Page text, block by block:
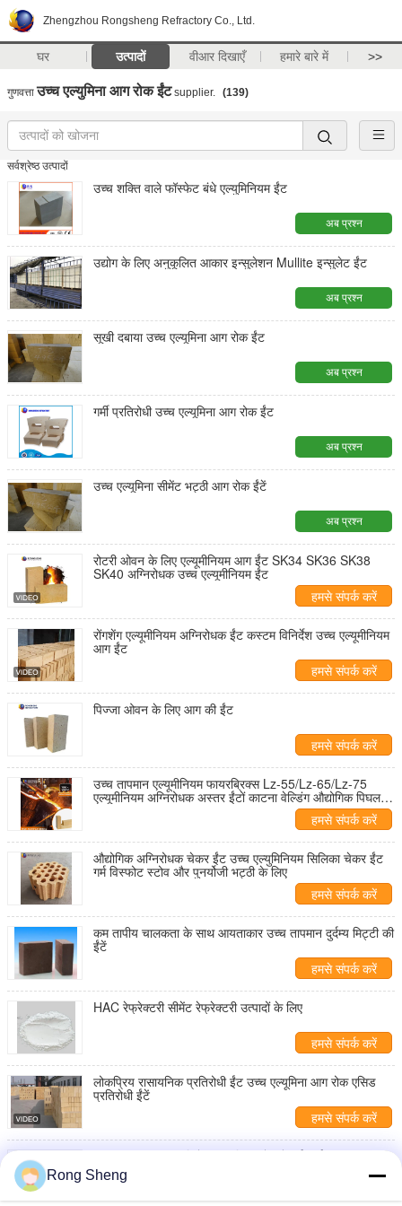
Zhengzhou Rongsheng Refractory Co., Ltd.
घर उत्पादों वीआर दिखाएँ हमारे बारे में >>
गुणवत्ता उच्च एल्युमिना आग रोक ईंटsupplier. (139)
सर्वश्रेष्ठ उत्पादों
उच्च शक्ति वाले फॉस्फेट बंधे एल्युमिनियम ईंट
अब प्रश्न
उद्योग के लिए अनुकूलित आकार इन्सुलेशन Mullite इन्सुलेट ईंट
अब प्रश्न
सूखी दबाया उच्च एल्यूमिना आग रोक ईंट
अब प्रश्न
गर्मी प्रतिरोधी उच्च एल्यूमिना आग रोक ईंट
अब प्रश्न
उच्च एल्यूमिना सीमेंट भट्ठी आग रोक ईंटें
अब प्रश्न
रोटरी ओवन के लिए एल्यूमीनियम आग ईंट SK34 SK36 SK38
SK40 अग्निरोधक उच्च एल्यूमीनियम ईंट
हमसे संपर्क करें
रोंगशेंग एल्यूमीनियम अग्निरोधक ईंट कस्टम विनिर्देश उच्च एल्यूमीनियम
आग ईंट
हमसे संपर्क करें
पिज्जा ओवन के लिए आग की ईंट
हमसे संपर्क करें
उच्च तापमान एल्यूमीनियम फायरब्रिक्स Lz-55/Lz-65/Lz-75
एल्यूमीनियम अग्निरोधक अस्तर ईंटों काटना वेल्डिंग औद्योगिक पिघलने
हमसे संपर्क करें
औद्योगिक अग्निरोधक चेकर ईंट उच्च एल्युमिनियम सिलिका चेकर ईंट
गर्म विस्फोट स्टोव और पुनर्योजी भट्ठी के लिए
हमसे संपर्क करें
कम तापीय चालकता के साथ आयताकार उच्च तापमान दुर्दम्य मिट्टी की
ईंटें
हमसे संपर्क करें
HAC रेफ्रेक्टरी सीमेंट रेफ्रेक्टरी उत्पादों के लिए
हमसे संपर्क करें
लोकप्रिय रासायनिक प्रतिरोधी ईंट उच्च एल्यूमिना आग रोक एसिड
प्रतिरोधी ईंटें
हमसे संपर्क करें
उच्च तापमान आग प्रतिरोधी एल्यूमिना खोखले दुर्दम्य ईंट आरएस समूह
की
Rong Sheng